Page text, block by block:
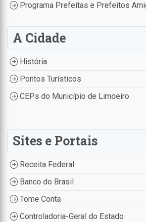
Programa Prefeitas e Prefeitos
A Cidade
História
Pontos Turísticos
CEPs do Município de Limoeiro
Sites e Portais
Receita Federal
Banco do Brasil
Tome Conta
Controladoria-Geral do Estado